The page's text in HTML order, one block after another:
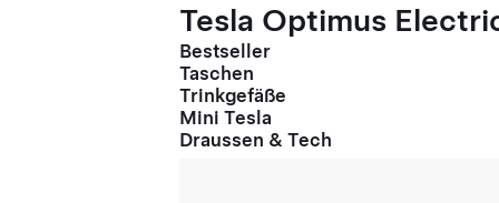
Tesla Optimus
Bestseller
Taschen
Trinkgefäße
Mini Tesla
Draussen & Tech